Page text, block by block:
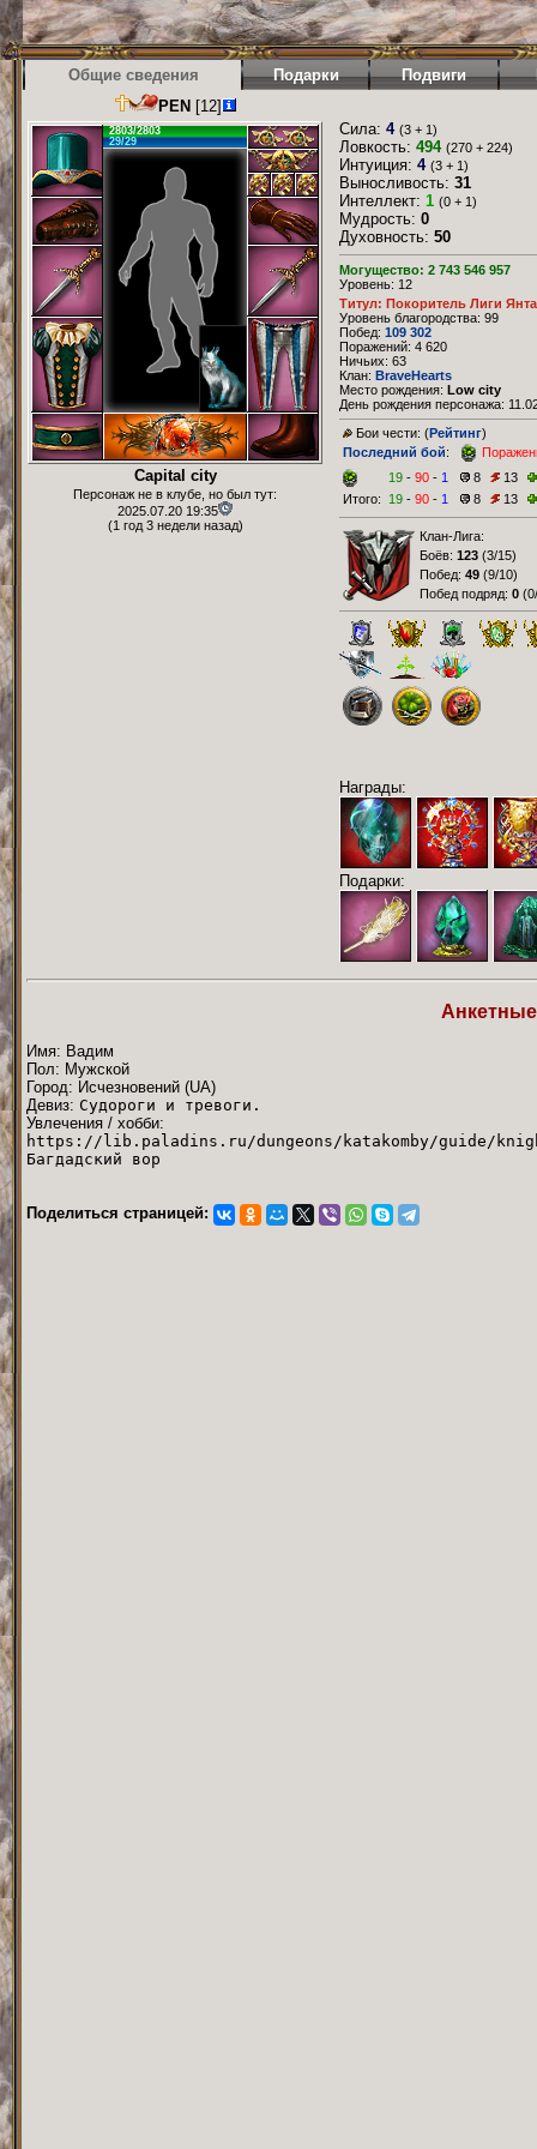
Общие сведения Подарки Подвиги
PEN [12]
2803/2803
29/29
Capital city
Персонаж не в клубе, но был тут:
2025.07.20 19:35
(1 год 3 недели назад)
Сила: 4 (3 + 1)
Ловкость: 494 (270 + 224)
Интуиция: 4 (3 + 1)
Выносливость: 31
Интеллект: 1 (0 + 1)
Мудрость: 0
Духовность: 50
Могущество: 2 743 546 957
Уровень: 12
Титул: Покоритель Лиги
Уровень благородства: 99
Побед: 109 302
Поражений: 4 620
Ничьих: 63
Клан: BraveHearts
Место рождения: Low city
День рождения персонажа:
Бои чести: (Рейтинг)
Последний бой:
19 - 90 - 1 8
13
Итого: 19 - 90 - 1 8 13
Клан-Лига:
Боёв: 123 (3/15)
Побед: 49 (9/10)
Побед подряд: 0 (
Награды:
Подарки:
Имя: Вадим
Пол: Мужской
Город: Иcчезновений (UA)
Девиз: Судороги и тревоги.
Увлечения / хобби:
https://lib.paladins.ru/dungeons/katakomby/guide/
Багдадский вор
Поделиться страницей: